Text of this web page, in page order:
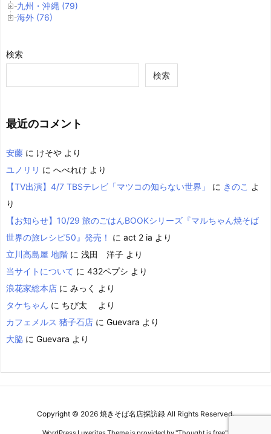
九州・沖縄 (79)
海外 (76)
検索
検索
最近のコメント
安藤 に けそや より
ユノリリ に へべれけ より
【TV出演】4/7 TBSテレビ「マツコの知らない世界」
に きのこ よ
り
【お知らせ】10/29 旅のごはんBOOKシリーズ『マルちゃん焼そば
世界の旅レシピ50』発売！
に act 2 ia より
立川高島屋 地階 に 浅田 洋子 より
当サイトについて に 432ペプシ より
浪花家総本店 に みっく より
タケちゃん に ちび太
より
カフェメルス 猪子石店 に Guevara より
大脇 に Guevara より
Copyright © 2026 焼きそば名店探訪録 All Rights Reserved.